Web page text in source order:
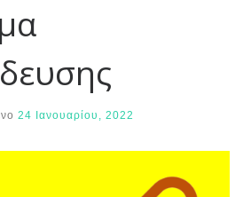
24 Ιανουαρίου, 2022